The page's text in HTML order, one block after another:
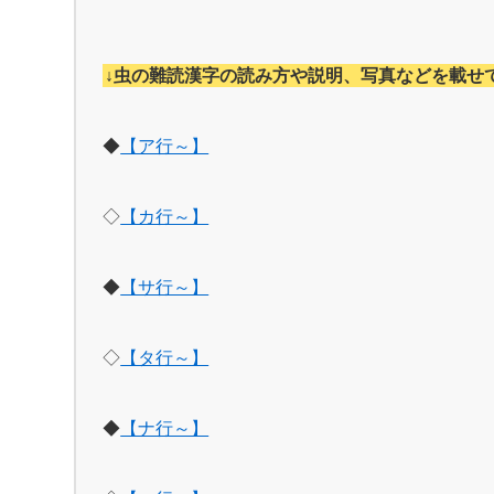
↓虫の難読漢字の読み方や説明、写真などを載せ
◆ 【ア行～】
◇ 【カ行～】
◆ 【サ行～】
◇ 【タ行～】
◆ 【ナ行～】